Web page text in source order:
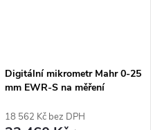
Digitální mikrometr Mahr 0-25
mm EWR-S na měření
18 562 Kč bez DPH